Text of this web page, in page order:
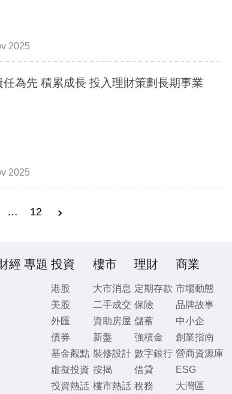
2025
丁可寧｜責任為先 積累成長 投入理財策劃長期事業
2025
… 12
經 專題 投資
港股
美股
外匯
債券
基金觀點
虛擬投資
投資熱話
樓市
大市消息
二手成交
資助房屋
新盤
裝修設計
按揭
樓市熱話
理財
定期存款
保險
儲蓄
強積金
數字銀行
借貸
稅務
商業
市場動態
品牌故事
中小企
創業指南
營商資源庫
ESG
大灣區